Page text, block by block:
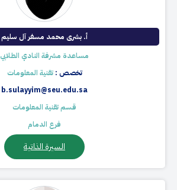
أ. بشرى محمد مسفر آل سليم
مساعدة مشرفة النادي الطلابي​​
تخصص :تقنية المعلومات
b.sulayyim@seu.edu.sa
قسم تقنية المعلومات
فرع الدمام
السيرة الذاتية